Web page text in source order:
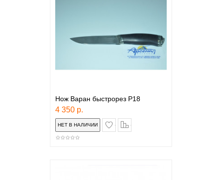
Нож Варан быстрорез Р18
4 350 р.
в закладки